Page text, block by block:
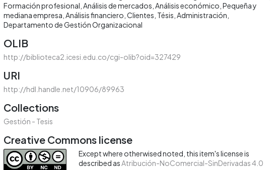
Formación profesional Análisis de mercados Análisis económico Pequeña y
mediana empresa Análisis financiero Clientes Tésis Administración
Departamento de Gestión Organizacional
OLIB
http://biblioteca2.icesi.edu.co/cgi-olib?oid=327429
URI
http://hdl.handle.net/10906/89963
Collections
Gestión - Tesis
Creative Commons license
Except where otherwised noted, this item's license is
described as Atribución-NoComercial-SinDerivadas 4.0